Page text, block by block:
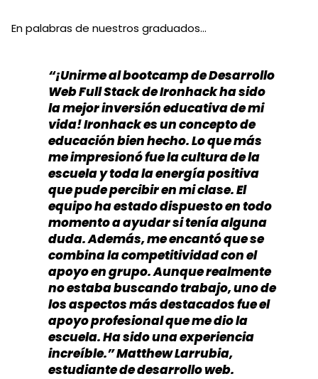
En palabras de nuestros graduados…
“¡Unirme al bootcamp de Desarrollo
Web Full Stack de Ironhack ha sido
la mejor inversión educativa de mi
vida! Ironhack es un concepto de
educación bien hecho. Lo que más
me impresionó fue la cultura de la
escuela y toda la energía positiva
que pude percibir en mi clase. El
equipo ha estado dispuesto en todo
momento a ayudar si tenía alguna
duda. Además, me encantó que se
combina la competitividad con el
apoyo en grupo. Aunque realmente
no estaba buscando trabajo, uno de
los aspectos más destacados fue el
apoyo profesional que me dio la
escuela. Ha sido una experiencia
increíble.” Matthew Larrubia,
estudiante de desarrollo web.